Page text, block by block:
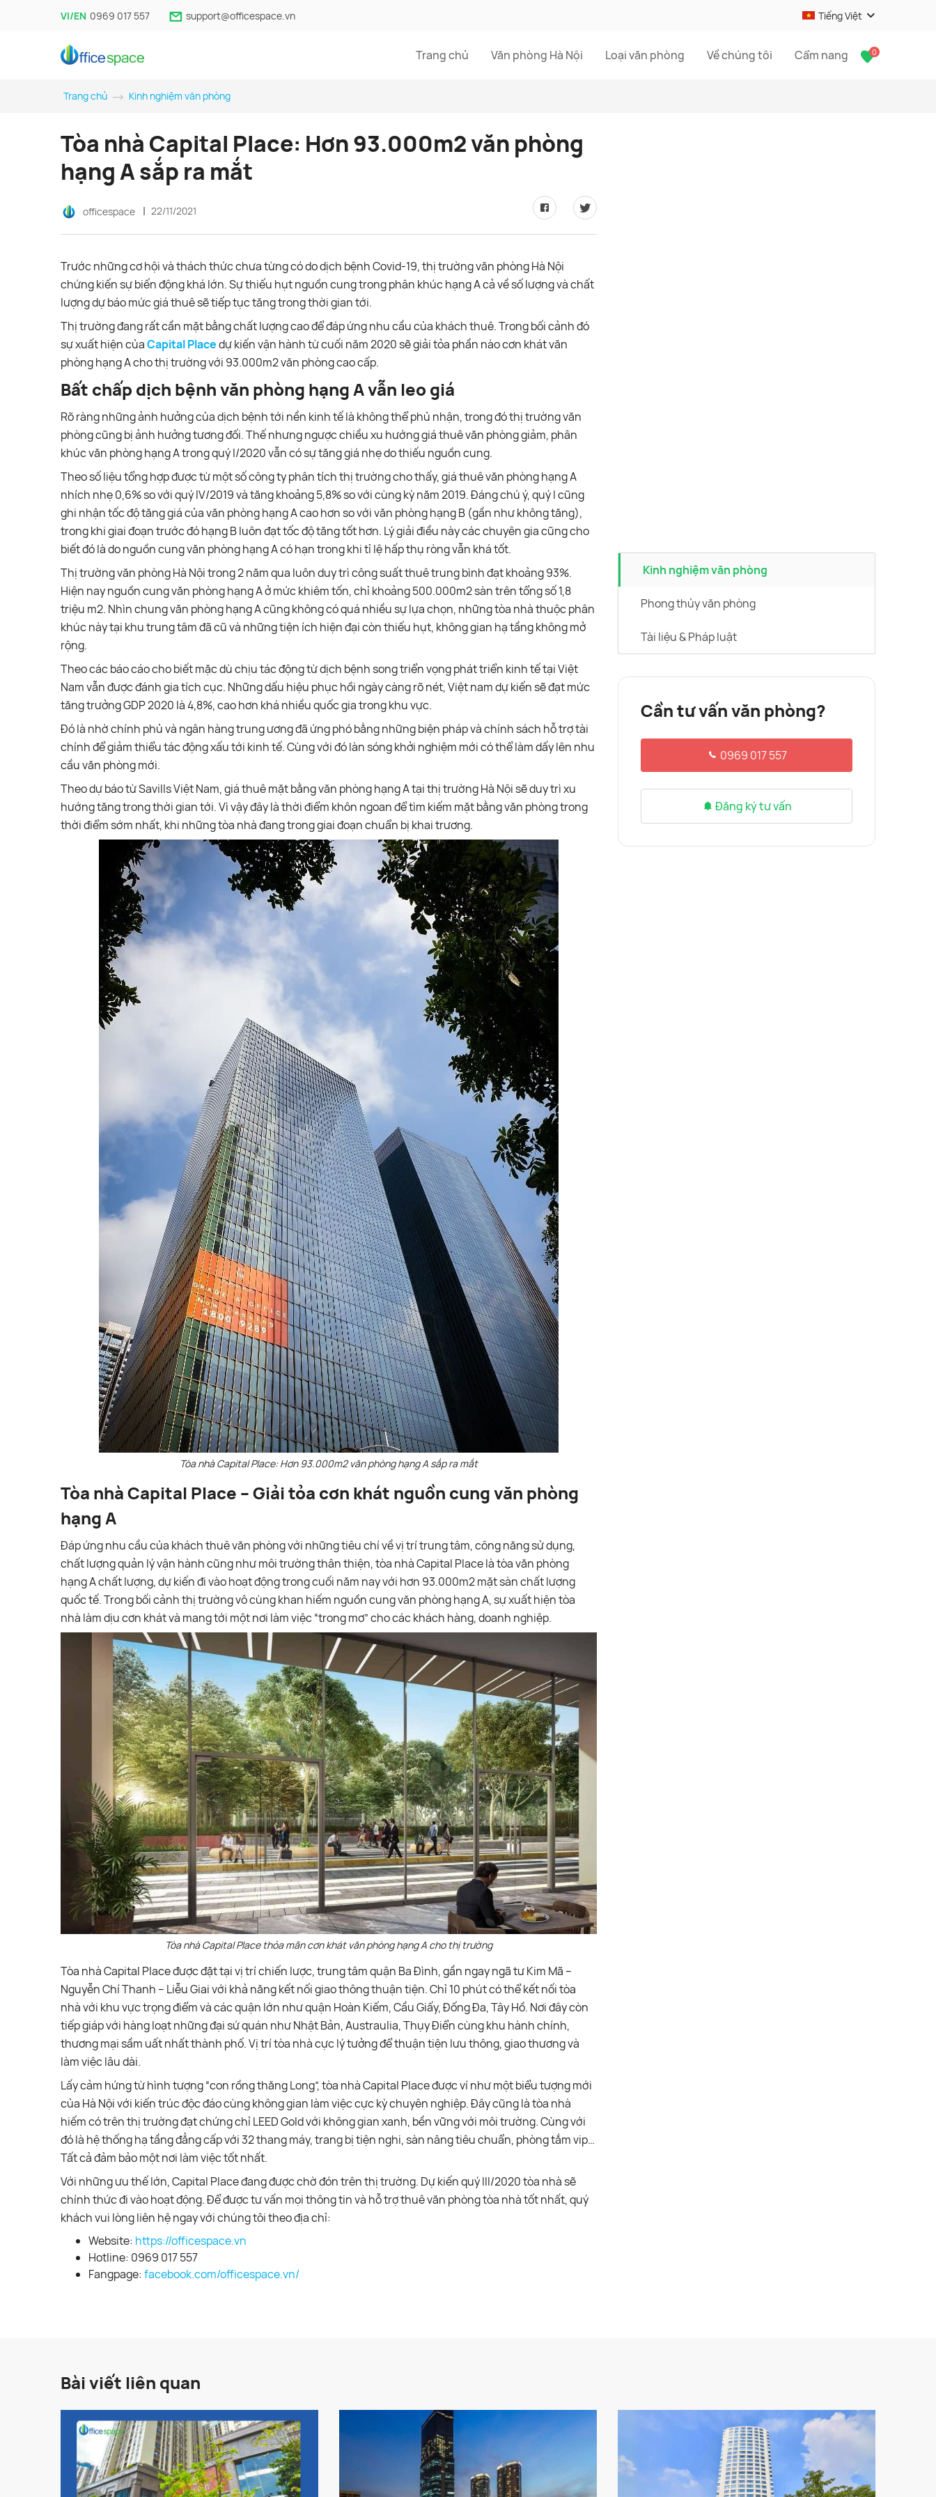
VI/EN 0969 017 557 support@officespace.vn Tiếng Việt
Trang chủ Văn phòng Hà Nội Loại văn phòng Về chúng tôi Cẩm nang 0
Trang chủ Kinh nghiệm văn phòng
Tòa nhà Capital Place: Hơn 93.000m2 văn phòng
hạng A sắp ra mắt
officespace 22/11/2021
Trước những cơ hội và thách thức chưa từng có do dịch bệnh Covid-19, thị trường văn phòng Hà Nội
chứng kiến sự biến động khá lớn. Sự thiếu hụt nguồn cung trong phân khúc hạng A cả về số lượng và chất
lượng dự báo mức giá thuê sẽ tiếp tục tăng trong thời gian tới.
Thị trường đang rất cần mặt bằng chất lượng cao để đáp ứng nhu cầu của khách thuê. Trong bối cảnh đó
sự xuất hiện củaCapital Placedự kiến vận hành từ cuối năm 2020 sẽ giải tỏa phần nào cơn khát văn
phòng hạng A cho thị trường với 93.000m2 văn phòng cao cấp.
Bất chấp dịch bệnh văn phòng hạng A vẫn leo giá
Rõ ràng những ảnh hưởng của dịch bệnh tới nền kinh tế là không thể phủ nhận, trong đó thị trường văn
phòng cũng bị ảnh hưởng tương đối. Thế nhưng ngược chiều xu hướng giá thuê văn phòng giảm, phân
khúc văn phòng hạng A trong quý I/2020 vẫn có sự tăng giá nhẹ do thiếu nguồn cung.
Theo số liệu tổng hợp được từ một số công ty phân tích thị trường cho thấy, giá thuê văn phòng hạng A
nhích nhẹ 0,6% so với quý IV/2019 và tăng khoảng 5,8% so với cùng kỳ năm 2019. Đáng chú ý, quý I cũng
ghi nhận tốc độ tăng giá của văn phòng hạng A cao hơn so với văn phòng hạng B (gần như không tăng),
trong khi giai đoạn trước đó hạng B luôn đạt tốc độ tăng tốt hơn. Lý giải điều này các chuyên gia cũng cho
biết đó là do nguồn cung văn phòng hạng A có hạn trong khi tỉ lệ hấp thụ ròng vẫn khá tốt.
Thị trường văn phòng Hà Nội trong 2 năm qua luôn duy trì công suất thuê trung bình đạt khoảng 93%.
Hiện nay nguồn cung văn phòng hạng A ở mức khiêm tốn, chỉ khoảng 500.000m2 sàn trên tổng số 1,8
triệu m2. Nhìn chung văn phòng hạng A cũng không có quá nhiều sự lựa chọn, những tòa nhà thuộc phân
khúc này tại khu trung tâm đã cũ và những tiện ích hiện đại còn thiếu hụt, không gian hạ tầng không mở
rộng.
Theo các báo cáo cho biết mặc dù chịu tác động từ dịch bệnh song triển vọng phát triển kinh tế tại Việt
Nam vẫn được đánh gia tích cục. Những dấu hiệu phục hồi ngày càng rõ nét, Việt nam dự kiến sẽ đạt mức
tăng trưởng GDP 2020 là 4,8%, cao hơn khá nhiều quốc gia trong khu vực.
Đó là nhờ chính phủ và ngân hàng trung ương đã ứng phó bằng những biện pháp và chính sách hỗ trợ tài
chính để giảm thiểu tác động xấu tới kinh tế. Cùng với đó làn sóng khởi nghiệm mới có thể làm dấy lên nhu
cầu văn phòng mới.
Theo dự báo từ Savills Việt Nam, giá thuê mặt bằng văn phòng hạng A tại thị trường Hà Nội sẽ duy trì xu
hướng tăng trong thời gian tới. Vì vậy đây là thời điểm khôn ngoan để tìm kiếm mặt bằng văn phòng trong
thời điểm sớm nhất, khi những tòa nhà đang trong giai đoạn chuẩn bị khai trương.
Tòa nhà Capital Place: Hơn 93.000m2 văn phòng hạng A sắp ra mắt
Tòa nhà Capital Place – Giải tỏa cơn khát nguồn cung văn phòng
hạng A
Đáp ứng nhu cầu của khách thuê văn phòng với những tiêu chí về vị trí trung tâm, công năng sử dụng,
chất lượng quản lý vận hành cũng như môi trường thân thiện, tòa nhà Capital Place là tòa văn phòng
hạng A chất lượng, dự kiến đi vào hoạt động trong cuối năm nay với hơn 93.000m2 mặt sàn chất lượng
quốc tế. Trong bối cảnh thị trường vô cùng khan hiếm nguồn cung văn phòng hạng A, sự xuất hiện tòa
nhà làm dịu cơn khát và mang tới một nơi làm việc “trong mơ” cho các khách hàng, doanh nghiệp.
Tòa nhà Capital Place thỏa mãn cơn khát văn phòng hạng A cho thị trường
Tòa nhà Capital Place được đặt tại vị trí chiến lược, trung tâm quận Ba Đình, gần ngay ngã tư Kim Mã –
Nguyễn Chí Thanh – Liễu Giai với khả năng kết nối giao thông thuận tiện. Chỉ 10 phút có thể kết nối tòa
nhà với khu vực trọng điểm và các quận lớn như quận Hoàn Kiếm, Cầu Giấy, Đống Đa, Tây Hồ. Nơi đây còn
tiếp giáp với hàng loạt những đại sứ quán như Nhật Bản, Austraulia, Thụy Điển cùng khu hành chính,
thương mại sầm uất nhất thành phố. Vị trí tòa nhà cực lý tưởng để thuận tiện lưu thông, giao thương và
làm việc lâu dài.
Lấy cảm hứng từ hình tượng “con rồng thăng Long”, tòa nhà Capital Place được ví như một biểu tượng mới
của Hà Nội với kiến trúc độc đáo cùng không gian làm việc cực kỳ chuyên nghiệp. Đây cũng là tòa nhà
hiếm có trên thị trường đạt chứng chỉ LEED Gold với không gian xanh, bền vững với môi trường. Cùng với
đó là hệ thống hạ tầng đẳng cấp với 32 thang máy, trang bị tiện nghi, sàn nâng tiêu chuẩn, phòng tắm vip…
Tất cả đảm bảo một nơi làm việc tốt nhất.
Với những ưu thế lớn, Capital Place đang được chờ đón trên thị trường. Dự kiến quý III/2020 tòa nhà sẽ
chính thức đi vào hoạt động. Để được tư vấn mọi thông tin và hỗ trợ thuê văn phòng tòa nhà tốt nhất, quý
khách vui lòng liên hệ ngay với chúng tôi theo địa chỉ:
Website: https://officespace.vn
Hotline: 0969 017 557
Fangpage:facebook.com/officespace.vn/
Kinh nghiệm văn phòng
Phong thủy văn phòng
Tài liệu & Pháp luật
Cần tư vấn văn phòng?
0969 017 557
Đăng ký tư vấn
Bài viết liên quan